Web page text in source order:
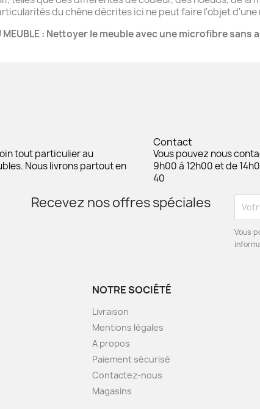
du chêne décrites ici ne peut faire l'objet
MEUBLE : Nettoyer le meuble avec une microfibre
tout particulier au
Nous livrons partout en
Contact
Vous pouvez nous
9h00 à 12h00 et de
40
Recevez nos offres spéciales
Vous
NOTRE SOCIÉTÉ
Livraison
Mentions légales
A propos
Paiement sécurisé
Contactez-nous
Magasins